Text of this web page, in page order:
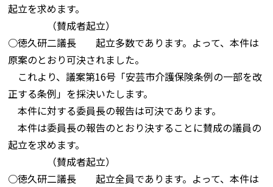
起立を求めます。
（賛成者起立）
○徳久研二議長 起立多数であります。よって、本件は
原案のとおり可決されました。
これより、議案第16号「安芸市介護保険条例の一部を改
正する条例」を採決いたします。
本件に対する委員長の報告は可決であります。
本件は委員長の報告のとおり決することに賛成の議員の
起立を求めます。
（賛成者起立）
○徳久研二議長 起立全員であります。よって、本件は